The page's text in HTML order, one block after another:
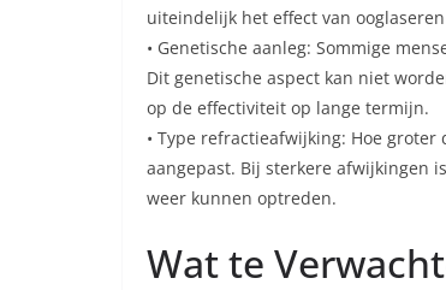
uiteindelijk het effect van
• Genetische aanleg: Sommige
Dit genetische aspect kan niet
op de effectiviteit op lange termijn.
• Type refractieafwijking: Hoe
aangepast. Bij sterkere afwijkingen
weer kunnen optreden.
Wat te